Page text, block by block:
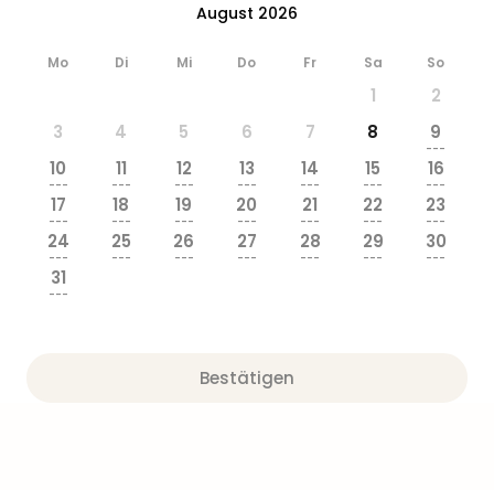
August 2026
Mo Di Mi Do Fr Sa So
1
2
3
4 5 6 7 8 9
---
10
---
11
---
12
---
13
---
14
---
15
---
16
---
17
---
18
---
19
---
20
---
21
---
22
---
23
---
24
---
25
---
26
---
27
---
28
---
29
---
30
---
31
---
Bestätigen